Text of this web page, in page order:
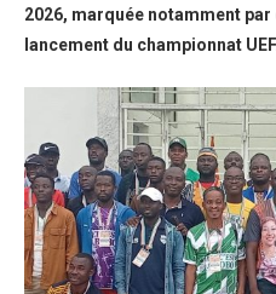
2026, marquée notamment
lancement du championnat